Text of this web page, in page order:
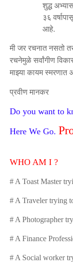
शुद्ध
३६
आहे.
मी जर रचनात नसतो
रचनेमुळे सर्वांगीण
माझ्या कायम स्मरणात
प्रवीण मानकर
Do you want to
Here We Go.
WHO AM I ?
# A Toast Master
# A Traveler trying
# A Photographer
# A Finance
# A Social worker